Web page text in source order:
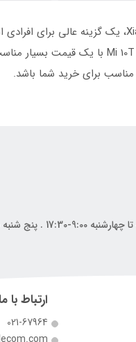
برای خرید شما باشد.
شنبه 9:00-14:00
ارتباط با ما
021-67964